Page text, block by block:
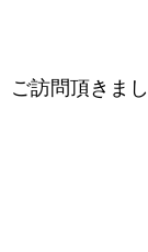
ご訪問頂きま